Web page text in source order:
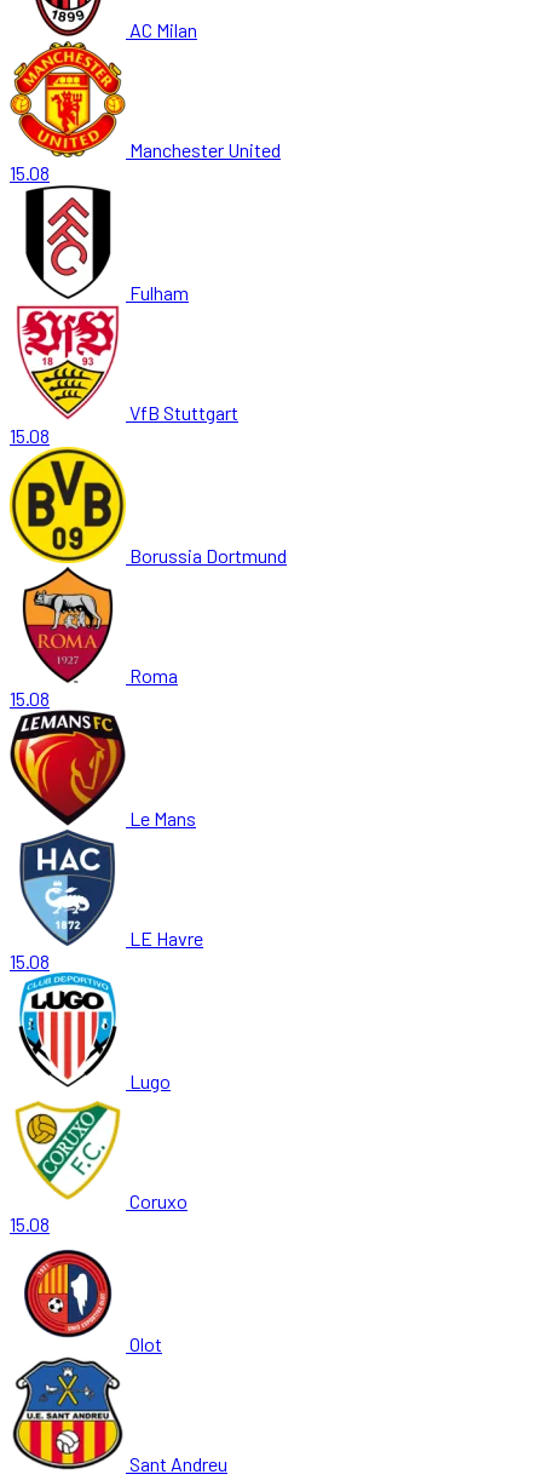
AC Milan
Manchester United
15.08
Fulham
VfB Stuttgart
15.08
Borussia Dortmund
Roma
15.08
Le Mans
LE Havre
15.08
Lugo
Coruxo
15.08
Olot
Sant Andreu